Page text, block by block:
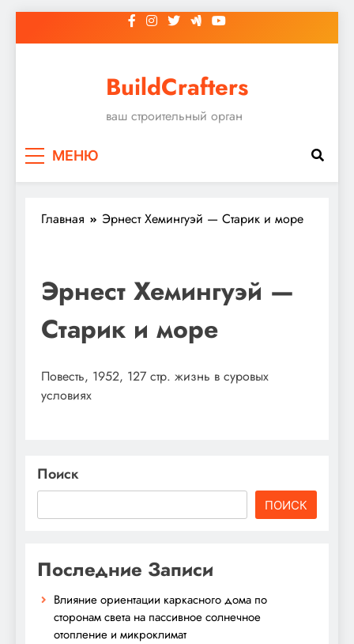
к
BuildCrafters
ваш строительный орган
МЕНЮ
Главная Эрнест Хемингуэй — Старик и море
Эрнест Хемингуэй —
Старик и море
Повесть, 1952, 127 стр. жизнь в суровых
условиях
Поиск
ПОИСК
Последние Записи
Влияние ориентации каркасного дома по
сторонам света на пассивное солнечное
отопление и микроклимат